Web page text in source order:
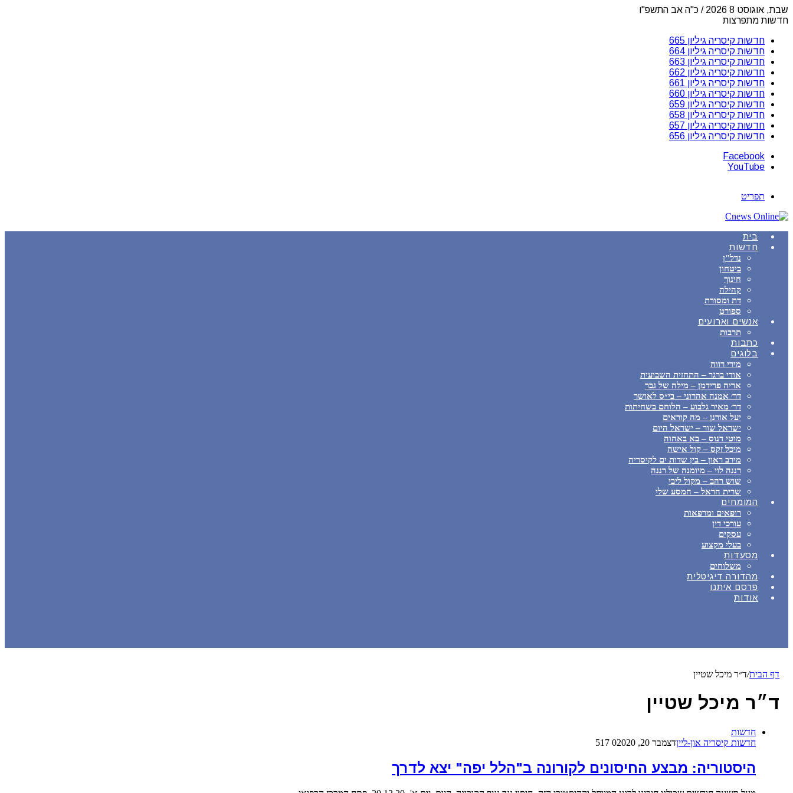
שבת, אוגוסט 8 2026 / כ"ה אב התשפ"ו
חדשות מתפרצות
חדשות קיסריה גיליון 665
חדשות קיסריה גיליון 664
חדשות קיסריה גיליון 663
חדשות קיסריה גיליון 662
חדשות קיסריה גיליון 661
חדשות קיסריה גיליון 660
חדשות קיסריה גיליון 659
חדשות קיסריה גיליון 658
חדשות קיסריה גיליון 657
חדשות קיסריה גיליון 656
Facebook
YouTube
תפריט
בית
חדשות
נדל"ן
ביטחון
חינוך
קהילה
דת ומסורת
ספורט
אנשים וארועים
תרבות
כתבות
בלוגים
מירי רווה
אודי ברגר – התחזית השבועית
אריה פרידמן – מילה של גבר
דר׳ אמנה אהרוני – בי״ס לאושר
דר׳ מאיר גלבוע – הלוחם בשחיתות
יעל אורנן – מה קוראים
ישראל שור – ישראל היום
מוטי דנוס – בא באהוה
מיכל זקס – קול אישה
מירב ראון – בין שדות ים לקיסריה
רננה לוי – מיומנה של רננה
שוש רהב – מקול ליבי
שרית הראל – המסע שלי
המומחים
רופאים ומרפאות
עורכי דין
עסקים
בעלי מקצוע
מסעדות
משלוחים
מהדורה דיגיטלית
פרסם איתנו
אודות
דף הבית/ד״ר מיכל שטיין
ד״ר מיכל שטיין
חדשות
חדשות קיסריה און-לייןדצמבר 20, 2020 0
היסטוריה: מבצע החיסונים לקורונה ב"הלל יפה" יצא לדרך